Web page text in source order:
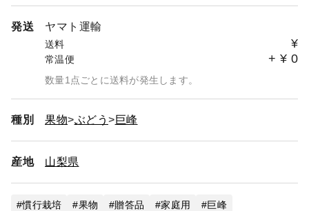
発送 ヤマト運輸
送料 ¥
常温便 + ¥ 0
数量1点ごとに送料が発生します。
種別 果物 ぶどう 巨峰
産地 山梨県
慣行栽培 果物 贈答品 家庭用
巨峰